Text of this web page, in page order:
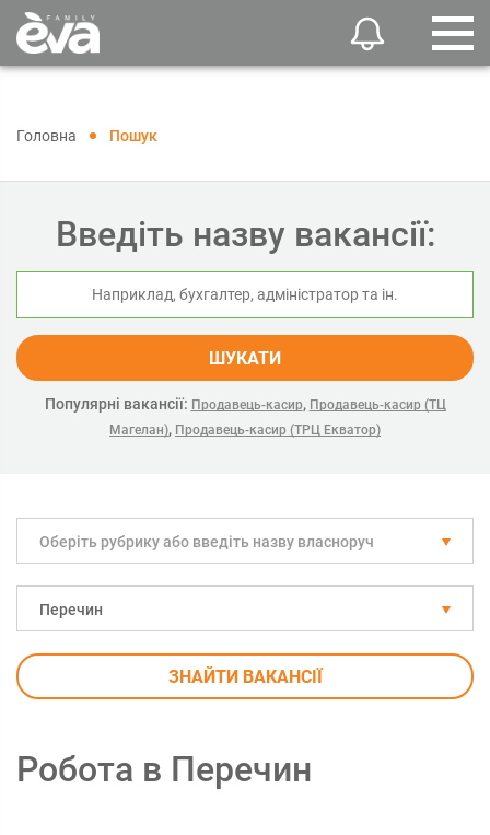
Головна Пошук
Введіть назву вакансії:
ШУКАТИ
Популярні вакансії: Продавець-касир, Продавець-касир (ТЦ
Магелан), Продавець-касир (ТРЦ Екватор)
Оберіть рубрику або введіть назву власноруч
Перечин
ЗНАЙТИ ВАКАНСІЇ
Робота в Перечин